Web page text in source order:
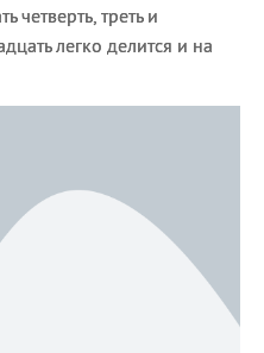
четверть, треть и
легко делится и на